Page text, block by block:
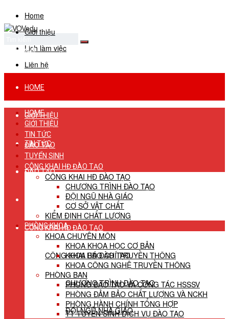
Home
Giới thiệu
Lịch làm việc
Liên hệ
No Result
View All Result
HOME
GIỚI THIỆU
TIN TỨC
ĐÀO TẠO
TUYỂN SINH
CÔNG KHAI HĐ ĐÀO TẠO
CÔNG KHAI HĐ ĐÀO TẠO
CHƯƠNG TRÌNH ĐÀO TẠO
ĐỘI NGŨ NHÀ GIÁO
HOME
GIỚI THIỆU
TIN TỨC
ĐÀO TẠO
TUYỂN SINH
CÔNG KHAI HĐ ĐÀO TẠO
CÔNG KHAI HĐ ĐÀO TẠO
CHƯƠNG TRÌNH ĐÀO TẠO
ĐỘI NGŨ NHÀ GIÁO
CƠ SỞ VẬT CHẤT
KIỂM ĐỊNH CHẤT LƯỢNG
PHÒNG KHOA
KHOA CHUYÊN MÔN
KHOA KHOA HỌC CƠ BẢN
KHOA BÁO CHÍ TRUYỀN THÔNG
KHOA CÔNG NGHỆ TRUYỀN THÔNG
PHÒNG BAN
PHÒNG ĐÀO TẠO VÀ CÔNG TÁC HSSSV
PHÒNG ĐẢM BẢO CHẤT LƯỢNG VÀ NCKH
PHÒNG HÀNH CHÍNH TỔNG HỢP
TT TUYỂN SINH DỊCH VỤ ĐÀO TẠO